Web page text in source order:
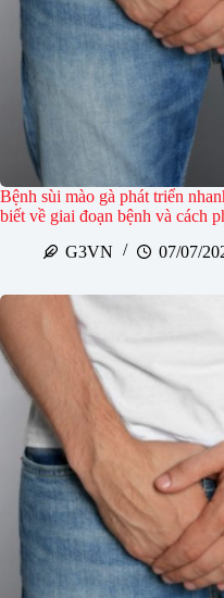
Bệnh sùi mào gà phát triển
biết về giai đoạn bệnh và cách
G3VN
07/07/